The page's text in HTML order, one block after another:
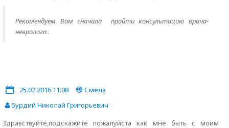
Рекомендуем Вам сначала пройти консультацию врача-
невролога .
25.02.2016 11:08
Смела
Бурдий Николай Григорьевич
Здравствуйте,подскажите пожалуйста как мне быть с моим